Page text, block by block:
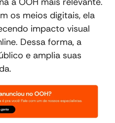
os meios digitais, ela
impacto visual
Dessa forma, a
e amplia suas